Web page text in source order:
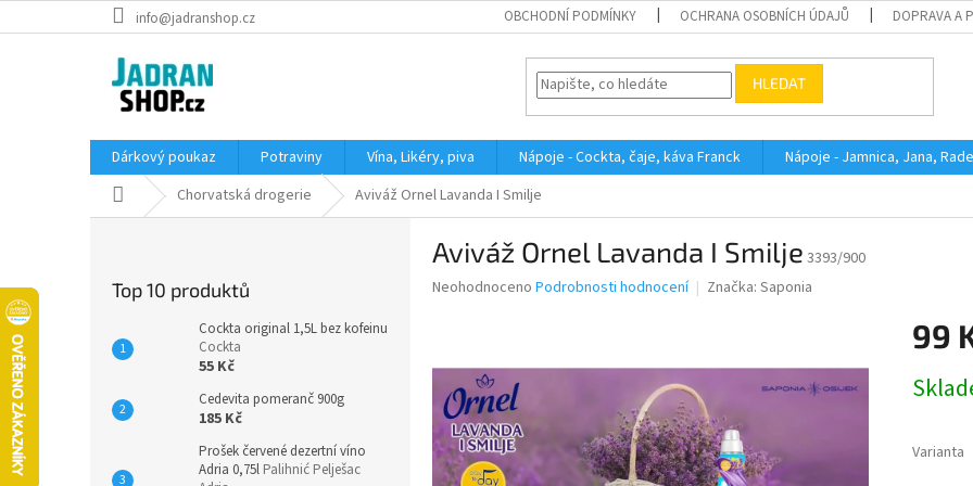
na
info@jadranshop.cz OBCHODNÍ PODMÍNKY OCHRANA OSOBNÍCH ÚDAJŮ DOPRAVA A
HLEDAT
Dárkový poukaz Potraviny Vína, Likéry, piva Nápoje - Cockta, čaje, káva Franck Nápoje - Jamnica, Jana,
Domů Chorvatská drogerie Aviváž Ornel Lavanda I Smilje
Top 10 produktů
Cockta original 1,5L bez kofeinu
Cockta
55 Kč
Cedevita pomeranč 900g
185 Kč
Prošek červené dezertní víno
Adria 0,75l Palihnić Pelješac
Aviváž Ornel Lavanda I Smilje 3393/900
Průměrné
0,0
z
hvězdiček.
Neohodnoceno Podrobnosti hodnocení Značka: Saponia
99
cena:
Varianta